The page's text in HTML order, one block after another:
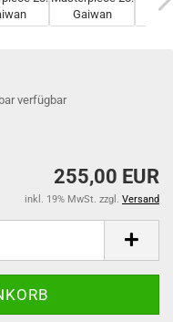
verfügbar
255,00 EUR
inkl. 19% MwSt. zzgl. Versand